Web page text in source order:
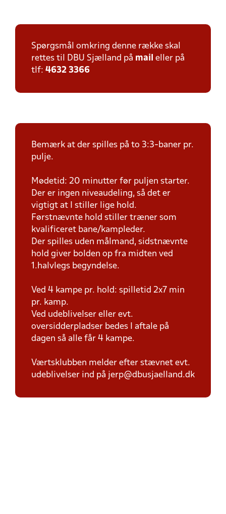
Spørgsmål omkring denne række skal
rettes til DBU Sjælland på mail eller på
tlf: 4632 3366
Bemærk at der spilles på to 3:3-baner pr.
pulje.
Mødetid: 20 minutter før puljen starter.
Der er ingen niveaudeling, så det er
vigtigt at I stiller lige hold.
Førstnævnte hold stiller træner som
kvalificeret bane/kampleder.
Der spilles uden målmand, sidstnævnte
hold giver bolden op fra midten ved
1.halvlegs begyndelse.
Ved 4 kampe pr. hold: spilletid 2x7 min
pr. kamp.
Ved udeblivelser eller evt.
oversidderpladser bedes I aftale på
dagen så alle får 4 kampe.
Værtsklubben melder efter stævnet evt.
udeblivelser ind på jerp@dbusjaelland.dk